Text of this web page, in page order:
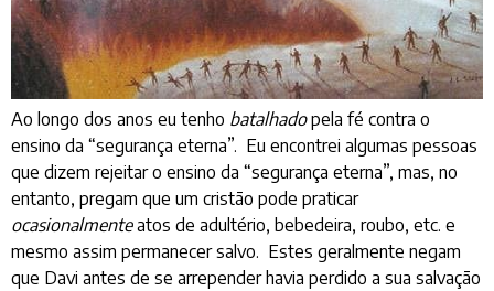
Ao longo dos anos eu tenho batalhadopela fé contra o
ensino da “segurança eterna”. Eu encontrei algumas pessoas
que dizem rejeitar o ensino da “segurança eterna”, mas, no
entanto, pregam que um cristão pode praticar
ocasionalmenteatos de adultério, bebedeira, roubo, etc. e
mesmo assim permanecer salvo. Estes geralmente negam
que Davi antes de se arrepender havia perdido a sua salvação